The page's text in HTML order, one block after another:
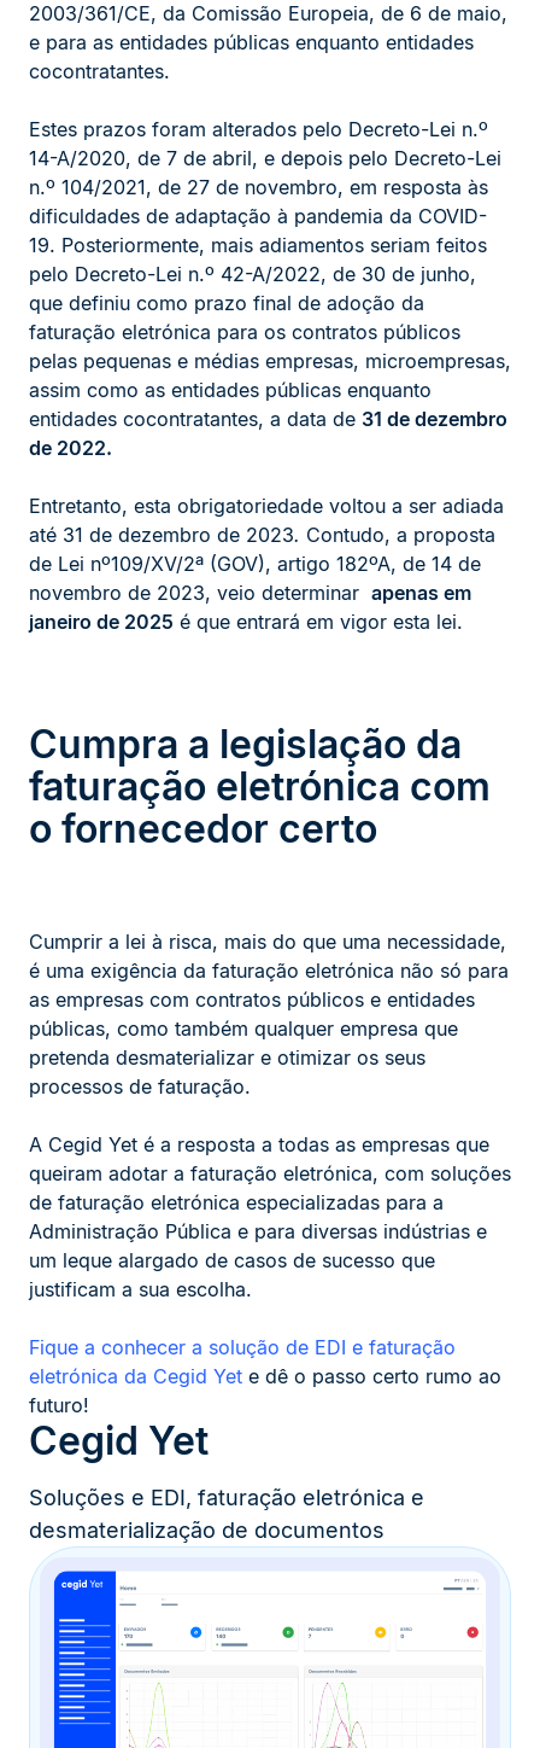
2003/361/CE, da Comissão Europeia, de 6 de maio,
e para as entidades públicas enquanto entidades
cocontratantes.
Estes prazos foram alterados pelo Decreto-Lei n.º
14-A/2020, de 7 de abril, e depois pelo Decreto-Lei
n.º 104/2021, de 27 de novembro, em resposta às
dificuldades de adaptação à pandemia da COVID-
19. Posteriormente, mais adiamentos seriam feitos
pelo Decreto-Lei n.º 42-A/2022, de 30 de junho,
que definiu como prazo final de adoção da
faturação eletrónica para os contratos públicos
pelas pequenas e médias empresas, microempresas,
assim como as entidades públicas enquanto
entidades cocontratantes, a data de 31 de dezembro
de 2022.
Entretanto, esta obrigatoriedade voltou a ser adiada
até 31 de dezembro de 2023. Contudo, a proposta
de Lei nº109/XV/2ª (GOV), artigo 182ºA, de 14 de
novembro de 2023, veio determinar apenas em
janeiro de 2025 é que entrará em vigor esta lei.
Cumpra a legislação da
faturação eletrónica com
o fornecedor certo
Cumprir a lei à risca, mais do que uma necessidade,
é uma exigência da faturação eletrónica não só para
as empresas com contratos públicos e entidades
públicas, como também qualquer empresa que
pretenda desmaterializar e otimizar os seus
processos de faturação.
A Cegid Yet é a resposta a todas as empresas que
queiram adotar a faturação eletrónica, com soluções
de faturação eletrónica especializadas para a
Administração Pública e para diversas indústrias e
um leque alargado de casos de sucesso que
justificam a sua escolha.
Fique a conhecer a solução de EDI e faturação
eletrónica da Cegid Yet e dê o passo certo rumo ao
futuro!
Cegid Yet
Soluções e EDI, faturação eletrónica e
desmaterialização de documentos